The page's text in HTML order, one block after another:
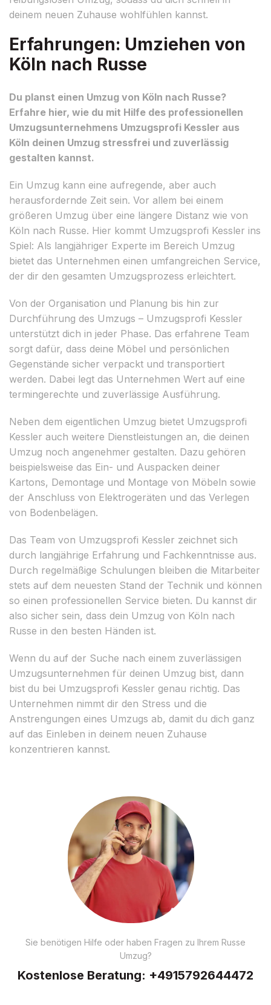
deinem neuen Zuhause wohlfühlen kannst.
Erfahrungen: Umziehen von
Köln nach Russe
Du planst einen Umzug von Köln nach Russe?
Erfahre hier, wie du mit Hilfe des professionellen
Umzugsunternehmens Umzugsprofi Kessler aus
Köln deinen Umzug stressfrei und zuverlässig
gestalten kannst.
Ein Umzug kann eine aufregende, aber auch
herausfordernde Zeit sein. Vor allem bei einem
größeren Umzug über eine längere Distanz wie von
Köln nach Russe. Hier kommt Umzugsprofi Kessler ins
Spiel: Als langjähriger Experte im Bereich Umzug
bietet das Unternehmen einen umfangreichen Service,
der dir den gesamten Umzugsprozess erleichtert.
Von der Organisation und Planung bis hin zur
Durchführung des Umzugs – Umzugsprofi Kessler
unterstützt dich in jeder Phase. Das erfahrene Team
sorgt dafür, dass deine Möbel und persönlichen
Gegenstände sicher verpackt und transportiert
werden. Dabei legt das Unternehmen Wert auf eine
termingerechte und zuverlässige Ausführung.
Neben dem eigentlichen Umzug bietet Umzugsprofi
Kessler auch weitere Dienstleistungen an, die deinen
Umzug noch angenehmer gestalten. Dazu gehören
beispielsweise das Ein- und Auspacken deiner
Kartons, Demontage und Montage von Möbeln sowie
der Anschluss von Elektrogeräten und das Verlegen
von Bodenbelägen.
Das Team von Umzugsprofi Kessler zeichnet sich
durch langjährige Erfahrung und Fachkenntnisse aus.
Durch regelmäßige Schulungen bleiben die Mitarbeiter
stets auf dem neuesten Stand der Technik und können
so einen professionellen Service bieten. Du kannst dir
also sicher sein, dass dein Umzug von Köln nach
Russe in den besten Händen ist.
Wenn du auf der Suche nach einem zuverlässigen
Umzugsunternehmen für deinen Umzug bist, dann
bist du bei Umzugsprofi Kessler genau richtig. Das
Unternehmen nimmt dir den Stress und die
Anstrengungen eines Umzugs ab, damit du dich ganz
auf das Einleben in deinem neuen Zuhause
konzentrieren kannst.
Sie benötigen Hilfe oder haben Fragen zu Ihrem Russe
Umzug?
Kostenlose Beratung: +4915792644472